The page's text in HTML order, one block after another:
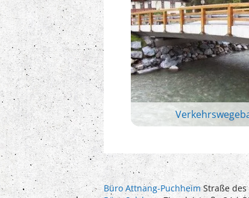
Büro Attnang-PuchheimStraße des